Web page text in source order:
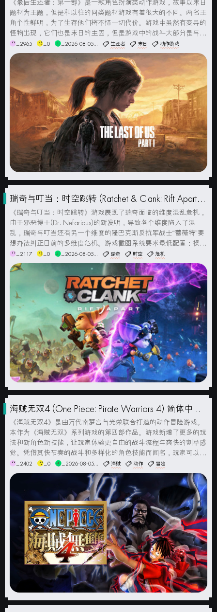
《最后生还者：第一部》是一款角色扮演类动作游戏，故事以末日
题材为主题，但是和以往的同类题材游戏有着很大的不同。两名主
角个性鲜明，为了生存他们将不惜一切代价。游戏中虽然有变异的
怪物出现，它们也是末日的主因，但是游戏中的战斗大部分是与人
类展开的。游戏截图系统要求最低配置：操作系统：Windows 10
1909 或更高版本（64位）处理器：AMD锐龙5 1500...
_2965 _0 _2026-08-05... 生还者 末日 动作游戏
瑞奇与叮当：时空跳转 (Ratchet & Clank: Rift Apart)
简体中文版
《瑞奇与叮当：时空跳转》游戏展现了瑞奇面临的维度混乱危机，
由于邪恶博士(Dr. Nefarious)的新发明，导致各个维度陷入了混
乱，瑞奇与叮当还有另一个维度的隆巴克斯反抗军战士“蕾薇特”要
想办法纠正目前的多维度危机。游戏截图系统要求最低配置：操作
系统： Windows 10 1909 或更高版本（64位）处理器：英特尔酷
睿i3-81...
_2117 _0 _2026-08-05... 瑞奇 时空 危机
海贼无双4 (One Piece: Pirate Warriors 4) 简体中文
版
《海贼无双4》是由万代南梦宫与光荣联合打造的动作冒险游戏。
本作为《海贼无双》系列游戏的第四部作品。游戏新增了更多的玩
法和新角色新技能，让玩家体验更自由的战斗流程与爽快的割草感
觉。凭借其快节奏的战斗和多样化的角色技能而闻名，玩家可以进
行连招、特殊绝技和合体技来击败大量的敌人。游戏中还包含了丰
富的剧情模式和任务，玩家可以沿着原著故事线进行冒险，探索新
的岛屿和战斗...
_2402 _0 _2026-08-05... 海贼 动作 冒险